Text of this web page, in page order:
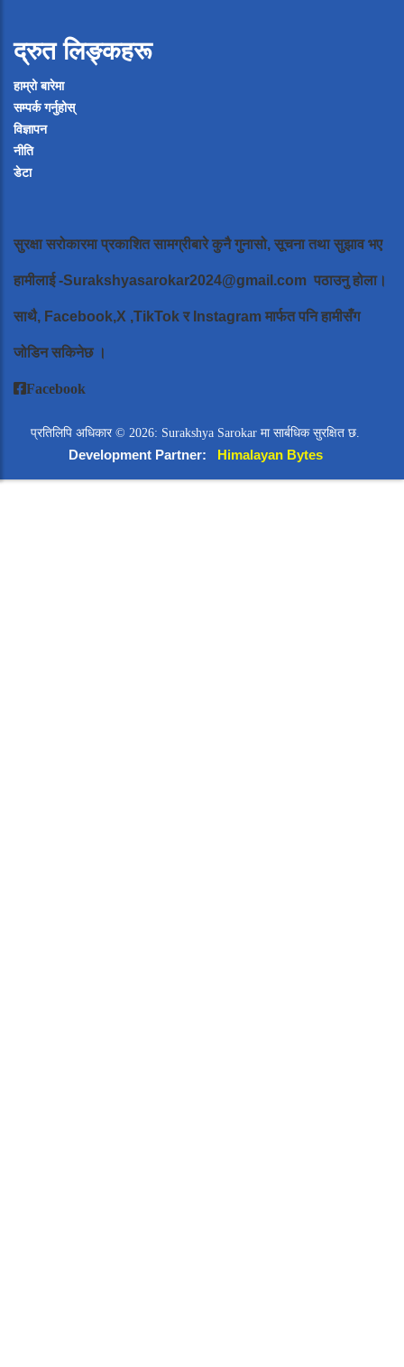
द्रुत लिङ्कहरू
हाम्रो बारेमा
सम्पर्क गर्नुहोस्
विज्ञापन
नीति
डेटा
सुरक्षा सरोकारमा प्रकाशित सामग्रीबारे कुनै गुनासो, सूचना तथा सुझाव भए
हामीलाई-Surakshyasarokar2024@gmail.com पठाउनु होला।
साथै, Facebook,X ,TikTok र Instagram मार्फत पनि हामीसँग
जोडिन सकिनेछ ।
Facebook
प्रतिलिपि अधिकार © 2026: Surakshya Sarokar मा सार्बधिक सुरक्षित छ.
Development Partner: Himalayan Bytes